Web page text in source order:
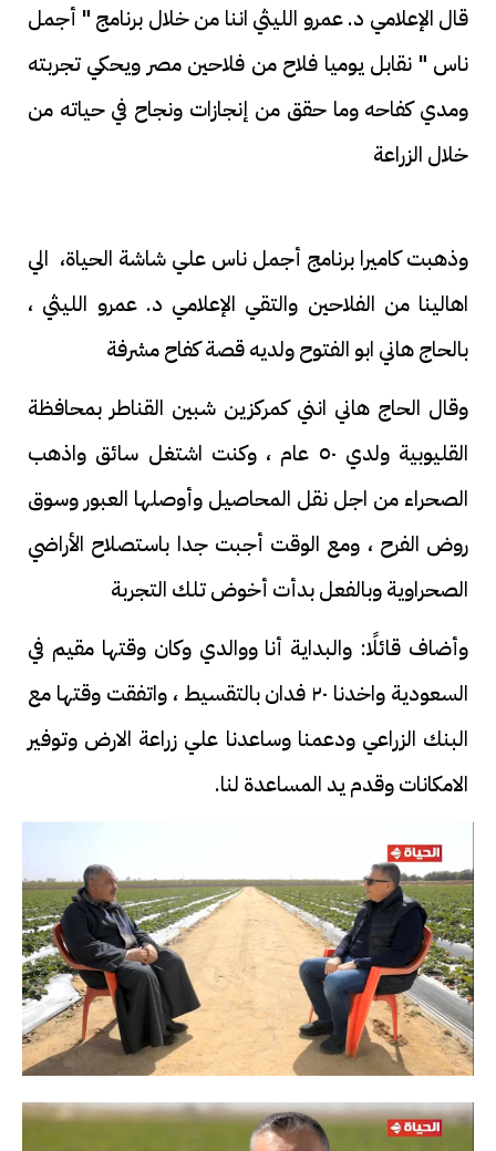
قال الإعلامي د. عمرو الليثي اننا من خلال برنامج " أجمل
ناس " نقابل يوميا فلاح من فلاحين مصر ويحكي تجربته
ومدي كفاحه وما حقق من إنجازات ونجاح في حياته من
خلال الزراعة
وذهبت كاميرا برنامج أجمل ناس علي شاشة الحياة، الي
اهالينا من الفلاحين والتقي الإعلامي د. عمرو الليثي ،
بالحاج هاني ابو الفتوح ولديه قصة كفاح مشرفة
وقال الحاج هاني انني كمركزين شبين القناطر بمحافظة
القليوبية ولدي ٥٠ عام ، وكنت اشتغل سائق واذهب
الصحراء من اجل نقل المحاصيل وأوصلها العبور وسوق
روض الفرح ، ومع الوقت أجبت جدا باستصلاح الأراضي
الصحراوية وبالفعل بدأت أخوض تلك التجربة
وأضاف قائلًا: والبداية أنا ووالدي وكان وقتها مقيم في
السعودية واخدنا ٢٠ فدان بالتقسيط ، واتفقت وقتها مع
البنك الزراعي ودعمنا وساعدنا علي زراعة الارض وتوفير
الامكانات وقدم يد المساعدة لنا.